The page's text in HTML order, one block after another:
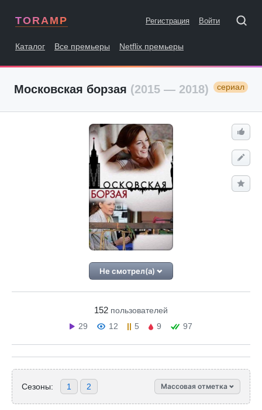
TORAMP Регистрация Войти
Каталог Все премьеры Netflix премьеры
Московская борзая (2015 — 2018) сериал
Не смотрел(а)
152 пользователей
29
12 5 9 97
Сезоны: 1 2 Массовая отметка